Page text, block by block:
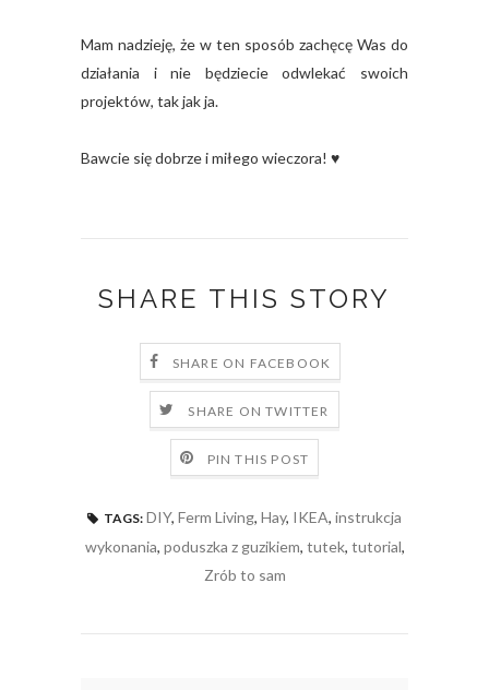
Mam nadzieję, że w ten sposób zachęcę Was do
działania i nie będziecie odwlekać swoich
projektów, tak jak ja.
Bawcie się dobrze i miłego wieczora! ♥
SHARE THIS STORY
SHARE ON FACEBOOK
SHARE ON TWITTER
PIN THIS POST
TAGS: DIY, Ferm Living, Hay, IKEA, instrukcja
wykonania, poduszka z guzikiem, tutek, tutorial,
Zrób to sam